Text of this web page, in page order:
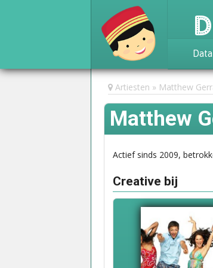
Artiesten Matthew
Matthew
Actief sinds 2009,
Creative bij